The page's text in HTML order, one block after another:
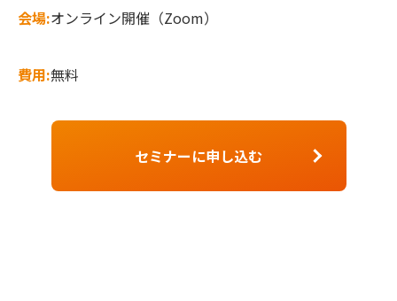
会場:オンライン開催（Zoom）
費用:無料
セミナーに申し込む